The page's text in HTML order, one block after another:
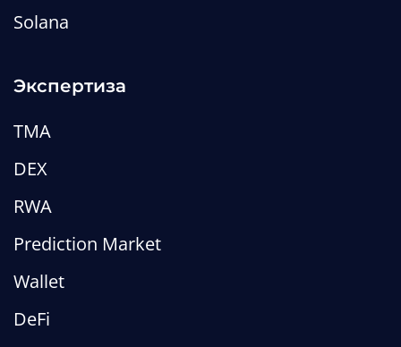
такое, зачем он нужен и как
устроен
Редакция MetaLamp
Статьи
Solana
Экспертиза
TMA
DEX
RWA
Prediction Market
Wallet
DeFi